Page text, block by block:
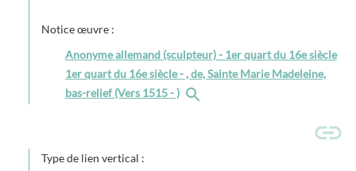
Notice œuvre :
Anonyme allemand (sculpteur) - 1er quart du 16e siècle
1er quart du 16e siècle - , de, Sainte Marie Madeleine,
bas-relief (Vers 1515 - )
Type de lien vertical :